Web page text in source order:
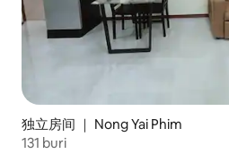
独立房间 ｜ Nong Yai Phim
131 buri